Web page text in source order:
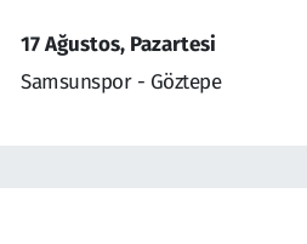
17 Ağustos, Pazartesi
Samsunspor - Göztepe